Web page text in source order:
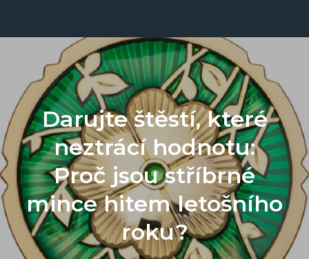
Darujte štěstí, které
neztrácí hodnotu:
Proč jsou stříbrné
mince hitem letošního
roku?